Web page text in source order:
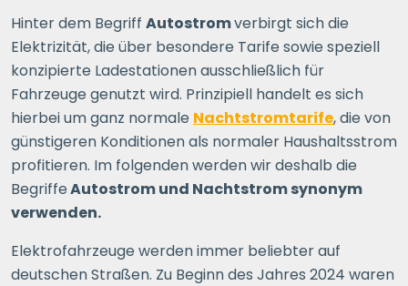
Hinter dem Begriff Autostromverbirgt sich die
Elektrizität, die über besondere Tarife sowie speziell
konzipierte Ladestationen ausschließlich für
Fahrzeuge genutzt wird. Prinzipiell handelt es sich
hierbei um ganz normale Nachtstromtarife, die von
günstigeren Konditionen als normaler Haushaltsstrom
profitieren. Im folgenden werden wir deshalb die
BegriffeAutostrom und Nachtstrom synonym
verwenden.
Elektrofahrzeuge werden immer beliebter auf
deutschen Straßen. Zu Beginn des Jahres 2024 waren